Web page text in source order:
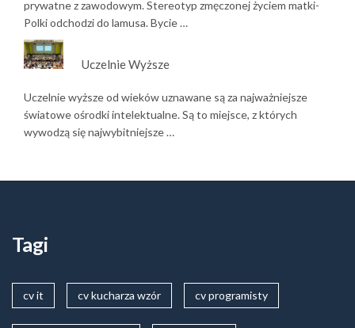
prywatne z zawodowym. Stereotyp zmęczonej życiem matki-
Polki odchodzi do lamusa. Bycie …
Uczelnie Wyższe
Uczelnie wyższe od wieków uznawane są za najważniejsze
światowe ośrodki intelektualne. Są to miejsce, z których
wywodzą się najwybitniejsze …
Tagi
cv it cv kucharza wzór cv programisty